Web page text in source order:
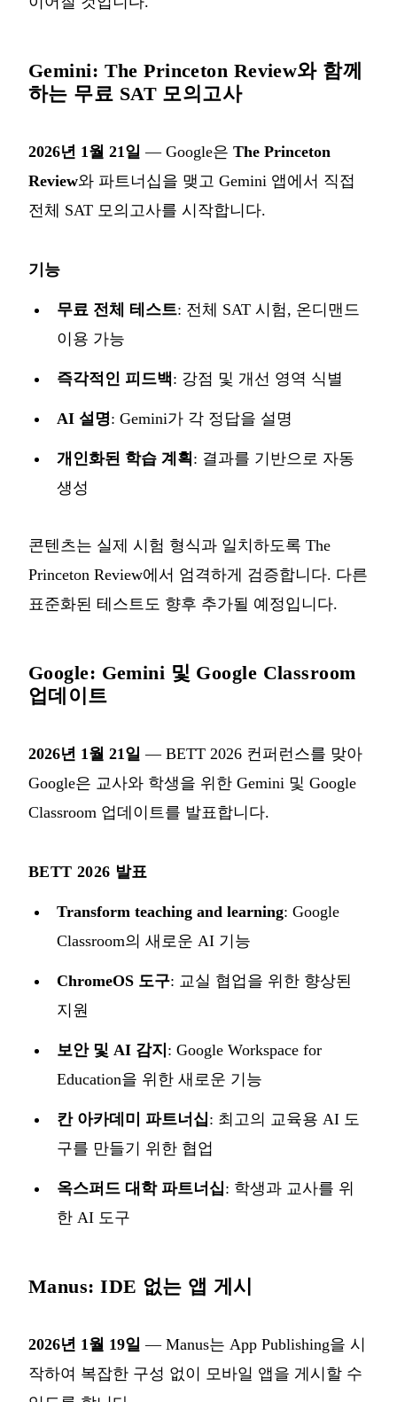
Gemini: The Princeton Review와 함께
하는 무료 SAT 모의고사
2026년 1월 21일 — Google은 The Princeton
Review와 파트너십을 맺고 Gemini 앱에서 직접
전체 SAT 모의고사를 시작합니다.
기능
무료 전체 테스트: 전체 SAT 시험, 온디맨드
이용 가능
즉각적인 피드백: 강점 및 개선 영역 식별
AI 설명: Gemini가 각 정답을 설명
개인화된 학습 계획 : 결과를 기반으로 자동
생성
콘텐츠는 실제 시험 형식과 일치하도록 The
Princeton Review에서 엄격하게 검증합니다. 다른
표준화된 테스트도 향후 추가될 예정입니다.
Google: Gemini 및 Google Classroom
업데이트
2026년 1월 21일 — BETT 2026 컨퍼런스를 맞아
Google은 교사와 학생을 위한 Gemini 및 Google
Classroom 업데이트를 발표합니다.
BETT 2026 발표
Transform teaching and learning: Google
Classroom의 새로운 AI 기능
ChromeOS 도구: 교실 협업을 위한 향상된
지원
보안 및 AI 감지 : Google Workspace for
Education을 위한 새로운 기능
칸 아카데미 파트너십: 최고의 교육용 AI 도
구를 만들기 위한 협업
옥스퍼드 대학 파트너십: 학생과 교사를 위
한 AI 도구
Manus: IDE 없는 앱 게시
2026년 1월 19일 — Manus는 App Publishing을 시
작하여 복잡한 구성 없이 모바일 앱을 게시할 수